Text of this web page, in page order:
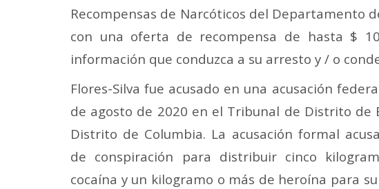
Recompensas de Narcóticos del Departamento
con una oferta de recompensa de hasta $
información que conduzca a su arresto y / o
Flores-Silva fue acusado en una acusación
de agosto de 2020 en el Tribunal de Distrito de
Distrito de Columbia. La acusación formal
de conspiración para distribuir cinco
cocaína y un kilogramo o más de heroína para